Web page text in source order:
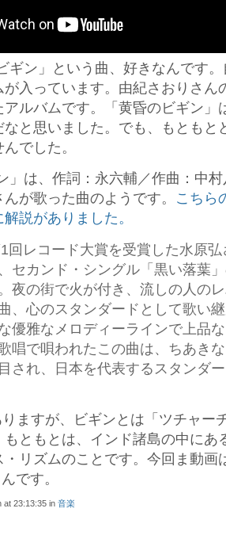
ギン」という曲、好きなんです
入っています。由紀さおりさん
ルバムです。「黄昏のビギン」
なと思いました。でも、もともと
でした。
」は、作詞：永六輔／作曲：中
が歌った曲のようです。 こちら
説がありました。
回レコード大賞を受賞した水原
セカンド・シングル「黒い落葉
夜の街で火が付き、流しの人の
、心のスタンダードとして歌い
優雅なメロディーラインで上品
唱で唄われたこの曲は、ちあき
され、日本を代表するスタンダ
りますが、ビギンとは「ツチャー
もともとは、インド諸島の中にあ
リズムのことです。今回ま動画
です。
at 23:13:35 in 音楽